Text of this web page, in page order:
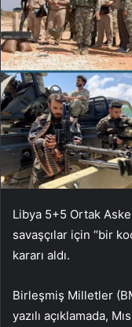
Libya 5+5 Ortak
savaşçılar için “bir
kararı aldı.
Birleşmiş Milletler
yazılı açıklamada,